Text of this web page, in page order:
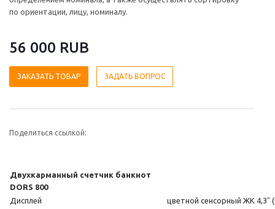
по ориентации, лицу, номиналу.
56 000 RUB
ЗАКАЗАТЬ ТОВАР ЗАДАТЬ ВОПРОС
Поделиться ссылкой:
Двухкарманный счетчик банкнот
DORS 800
Дисплей
цветной сенсорный ЖК 4,3″